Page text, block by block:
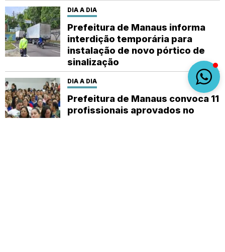
DIA A DIA
Prefeitura de Manaus informa
interdição temporária para
instalação de novo pórtico de
sinalização
DIA A DIA
Prefeitura de Manaus convoca 11
profissionais aprovados no